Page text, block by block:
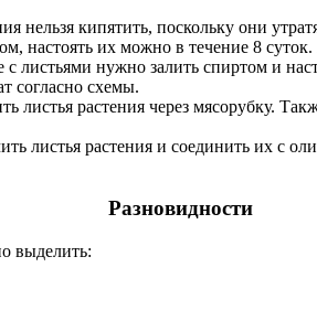
нельзя кипятить, поскольку они
настоять их можно в течение 8
листьями нужно залить спиртом и
согласно схемы.
листья растения через мясорубку.
листья растения и соединить их с
Разновидности
выделить: